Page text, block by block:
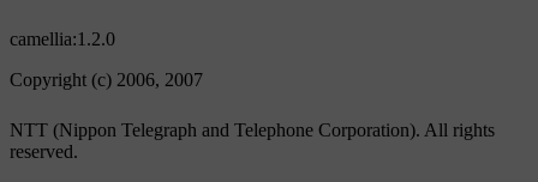
camellia:1.2.0
Copyright (c) 2006, 2007
NTT (Nippon Telegraph and Telephone Corporation). All rights
reserved.